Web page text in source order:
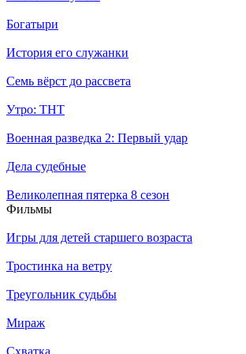
Богатыри
История его служанки
Семь вёрст до рассвета
Утро: ТНТ
Военная разведка 2: Первый удар
Дела судебные
Великолепная пятерка 8 сезон
Филь­мы
Игры для детей старшего возраста
Тростинка на ветру
Треугольник судьбы
Мираж
Схватка